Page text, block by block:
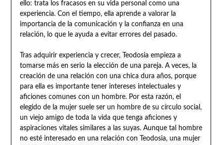
ello: trata los fracasos en su vida personal como una
experiencia. Con el tiempo, ella aprende a valorar la
importancia de la comunicación y la confianza en una
relación, lo que le ayuda a evitar errores del pasado.
Tras adquirir experiencia y crecer, Teodosia empieza a
tomarse más en serio la elección de una pareja. A veces, la
creación de una relación con una chica dura años, porque
para ella es importante tener intereses intelectuales y
aficiones comunes con un hombre. Por esta razón, el
elegido de la mujer suele ser un hombre de su círculo social,
un viejo amigo de toda la vida que tenga aficiones y
aspiraciones vitales similares a las suyas. Aunque tal hombre
no esté interesado en una relación con Teodosia, una mujer